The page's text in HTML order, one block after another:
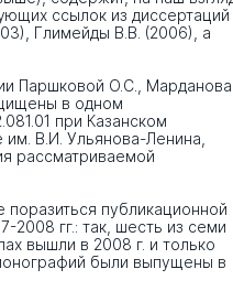
ссылок из диссертаций
Глимейды В.В. (2006), а
Паршковой О.С., Марданова
в одном
при Казанском
им. В.И. Ульянова-Ленина,
рассматриваемой
поразиться публикационной
2008 гг.: так, шесть из семи
вышли в 2008 г. и только
были выпущены в